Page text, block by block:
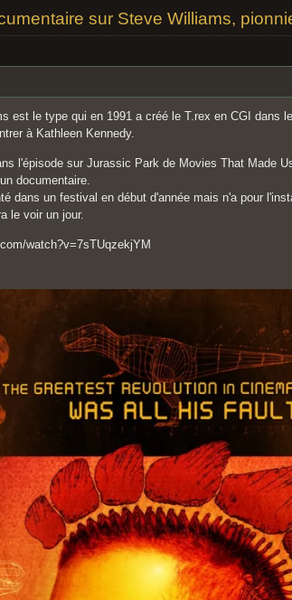
sur Steve Williams,
est le type qui en 1991 a créé le T.rex en CGI dans
à Kathleen Kennedy.
l'épisode sur Jurassic Park de Movies That Made
documentaire.
dans un festival en début d'année mais n'a pour
le voir un jour.
watch?v=7sTUqzekjYM